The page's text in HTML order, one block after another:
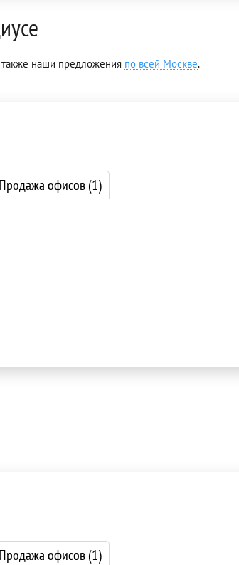
наши предложения по всей Москве.
Продажа офисов(1)
Продажа офисов(1)